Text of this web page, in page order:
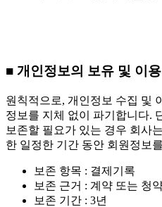
■ 개인정보의 보유 및 이
원칙적으로, 개인정보 수집 및
정보를 지체 없이 파기합니다.
보존할 필요가 있는 경우 회사
한 일정한 기간 동안 회원정보
보존 항목 : 결제기록
보존 근거 : 계약 또는 청
보존 기간 : 3년